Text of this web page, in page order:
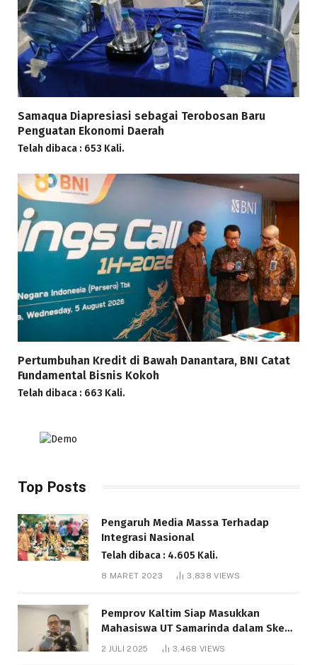
Samaqua Diapresiasi sebagai Terobosan Baru
Penguatan Ekonomi Daerah
Telah dibaca : 653 Kali.
Pertumbuhan Kredit di Bawah Danantara, BNI Catat
Fundamental Bisnis Kokoh
Telah dibaca : 663 Kali.
Top Posts
Pengaruh Media Massa Terhadap
Integrasi Nasional
Telah dibaca : 4.605 Kali.
8 MARET 2023 3,838VIEWS
Pemprov Kaltim Siap Masukkan
Mahasiswa UT Samarinda dalam Skema
Bantuan Pendidikan Gratispol
2 JULI 2025 3,468 VIEWS